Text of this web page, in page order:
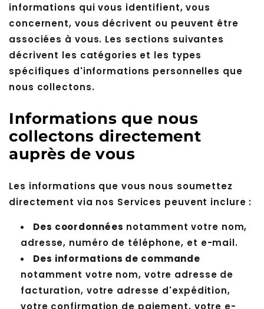
informations qui vous identifient, vous
concernent, vous décrivent ou peuvent être
associées à vous. Les sections suivantes
décrivent les catégories et les types
spécifiques d'informations personnelles que
nous collectons.
Informations que nous
collectons directement
auprès de vous
Les informations que vous nous soumettez
directement via nos Services peuvent inclure :
Des coordonnées notamment votre nom,
adresse, numéro de téléphone, et e-mail.
Des informations de commande
notamment votre nom, votre adresse de
facturation, votre adresse d'expédition,
votre confirmation de paiement, votre e-